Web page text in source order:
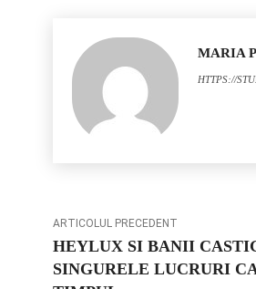
MARIA
HTTPS://
ARTICOLUL PRECEDENT
HEYLUX SI BANII
SINGURELE LUCRURI